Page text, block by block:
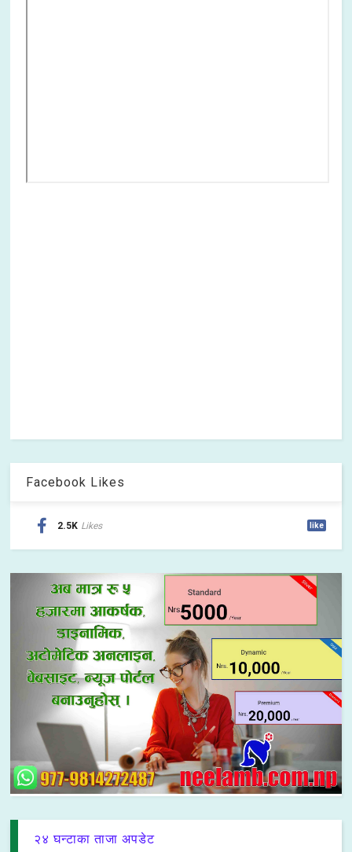
Facebook Likes
2.5K Likes like
२४ घन्टाका ताजा अपडेट